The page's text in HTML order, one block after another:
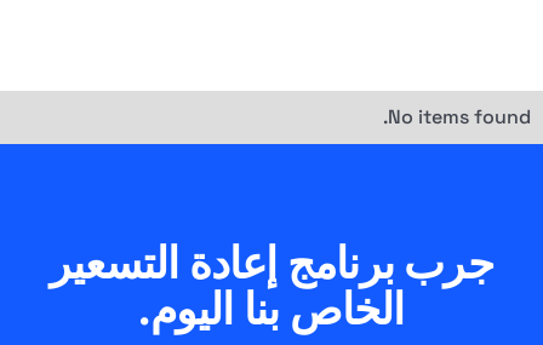
No items found.
جرب برنامج إعادة التسعير
الخاص بنا اليوم.